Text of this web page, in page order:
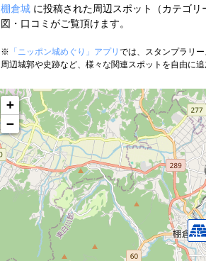
棚倉城に投稿された周辺スポット（カテゴリ
図・口コミがご覧頂けます。
※ 「ニッポン城めぐり」アプリ では、スタンプラリ
周辺城郭や史跡など、様々な関連スポットを自由に追
+
−